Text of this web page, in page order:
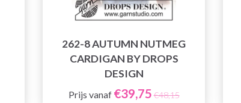
262-8 AUTUMN NUTMEG
CARDIGAN BY DROPS
DESIGN
Prijs vanaf €39,75 €48,15